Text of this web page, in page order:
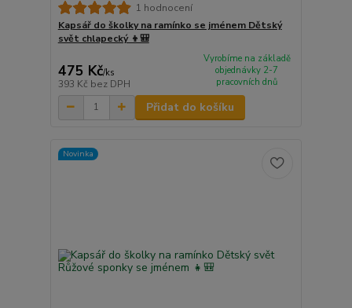
1 hodnocení
Kapsář do školky na ramínko se jménem Dětský
svět chlapecký 👦🎒
475 Kč/ks
393 Kč bez DPH
Vyrobíme na základě
objednávky 2-7
pracovních dnů
Přidat do košíku
Novinka